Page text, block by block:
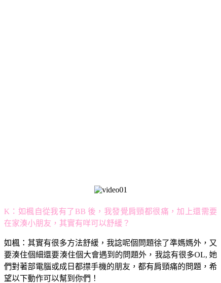
K：如楓自從我有了BB 後，我發覺肩頸都很痛，加上還需要
在家湊小朋友，其實有咩可以舒緩？
如楓：其實有很多方法舒緩，我諗呢個問題徐了準媽媽外，又
要湊住個細還要湊住個大會遇到的問題外，我諗有很多OL, 她
們對著部電腦或成日都㩒手機的朋友，都有肩頸痛的問題，希
望以下動作可以幫到你們！